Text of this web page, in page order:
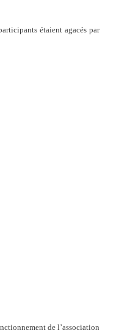
étaient agacés par
de l’association